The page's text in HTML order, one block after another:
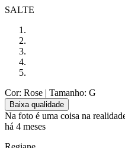
SALTE
Cor: Rose | Tamanho: G
Baixa qualidade
Na foto é uma coisa na
há 4 meses